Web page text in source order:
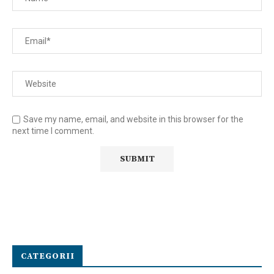
Save my name, email, and website in this browser for the
next time I comment.
CATEGORII